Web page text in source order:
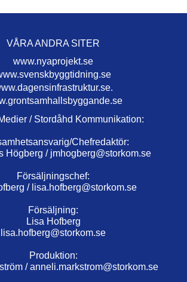
VÅRA ANDRA SITER
www.nyaprojekt.se
/ Stordåhd Kommunikation:
Chefredaktör:
Högberg / jmhogberg@storkom.se
Försäljningschef:
/ lisa.hofberg@storkom.se
Försäljning:
Lisa Hofberg
lisa.hofberg@storkom.se
Produktion:
/anneli.markstrom@storkom.se